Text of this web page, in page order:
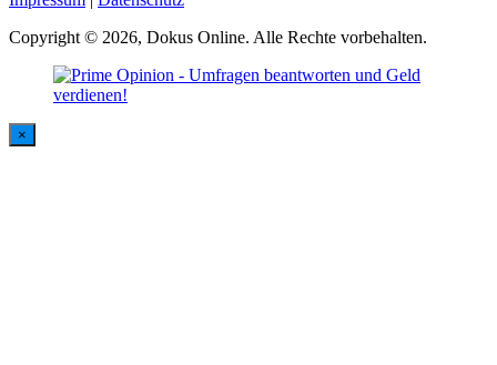
Copyright © 2026, Dokus Online. Alle Rechte vorbehalten.
×